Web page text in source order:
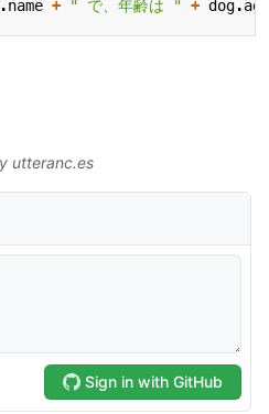
.name + " で、年齢は " + dog.age